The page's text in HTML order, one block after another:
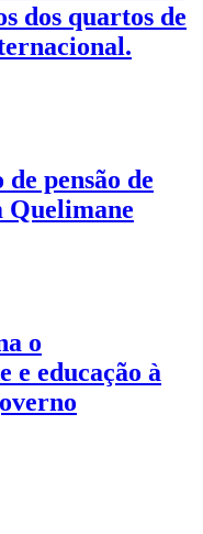
dos quartos de
de pensão de
Quelimane
o
e educação à